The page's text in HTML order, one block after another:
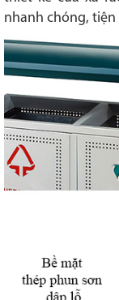
nhanh chóng,